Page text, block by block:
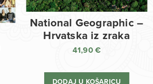
National Geographic –
Hrvatska iz zraka
41,90€
DODAJ U KOŠARICU